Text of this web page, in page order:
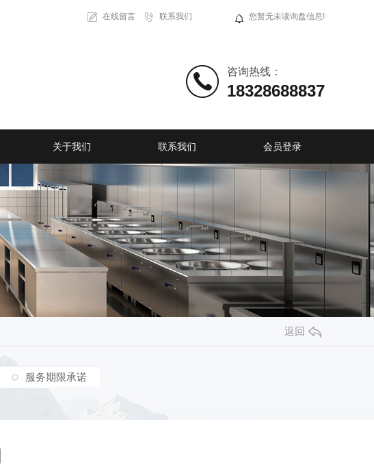
在线留言 联系我们 您暂无未读询盘信息!
咨询热线：
18328688837
关于我们 联系我们 会员登录
返回
服务期限承诺